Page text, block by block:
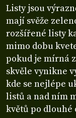
Listy jsou
mají svěže
rozšířené listy
mimo dobu
pokud je mírná
skvěle vynikne
kde se nejlépe
listů a nad ním
květů po dlouhé